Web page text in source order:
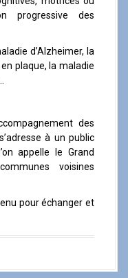
progressive des
d’Alzheimer, la
plaque, la maladie
des
à un public
appelle le Grand
voisines
pour échanger et